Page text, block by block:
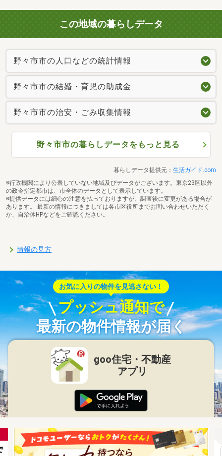
この地域の暮らしデータ
野々市市の人口などの統計情報
野々市市の結婚・育児の助成金
野々市市の治安・ごみ収集情報
野々市市の暮らしデータをもっと見る
暮らしデータ提供元： 生活ガイド.com
※行政機関により公表していない地域及びデータがございます。東京23区以外
の政令指定都市は、市全体のデータとして表示しています。
※提供データには細心の注意を払っておりますが、調査後に変更がある場合が
あります。 最新の情報につきましては各市区役所までお問い合わせいただく
か、自治体HPなどをご確認ください。
情報の見方
お気に入りの物件を見逃さない！
プッシュ通知で
最新の物件情報が届く
goo住宅・不動産
アプリ